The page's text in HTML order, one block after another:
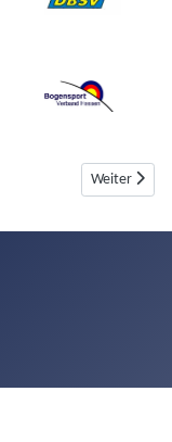
Nächster
Weiter